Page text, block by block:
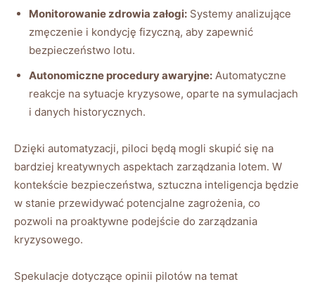
Monitorowanie zdrowia załogi: Systemy analizujące
zmęczenie i kondycję fizyczną, aby zapewnić
bezpieczeństwo lotu.
Autonomiczne procedury awaryjne: Automatyczne
reakcje na sytuacje kryzysowe, oparte na symulacjach
i danych historycznych.
Dzięki automatyzacji, piloci będą mogli skupić się na
bardziej kreatywnych aspektach zarządzania lotem. W
kontekście bezpieczeństwa, sztuczna inteligencja będzie
w stanie przewidywać potencjalne zagrożenia, co
pozwoli na proaktywne podejście do zarządzania
kryzysowego.
Spekulacje dotyczące opinii pilotów na temat